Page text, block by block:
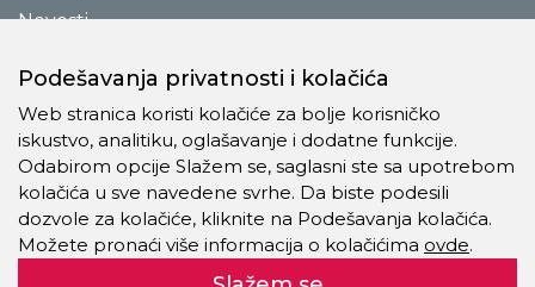
Novosti
O preduzeću
Kontakt
Pravila o privatnosti
Kolačići
Podešavanja privatnosti i kolačića
Web stranica koristi kolačiće za bolje korisničko
iskustvo, analitiku, oglašavanje i dodatne funkcije.
Odabirom opcije Slažem se, saglasni ste sa upotrebom
kolačića u sve navedene svrhe. Da biste podesili
dozvole za kolačiće, kliknite na Podešavanja kolačića.
Možete pronaći više informacija o kolačićima ovde.